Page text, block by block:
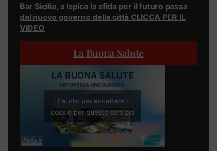
Bar Sicilia, a Ispica la sfida per il futuro passa
dal nuovo governo della città CLICCA PER IL
VIDEO
La Buona Salute
Fai clic per accettare i
cookie per questo servizio